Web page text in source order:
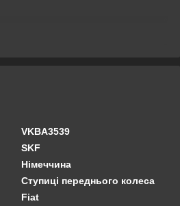
VKBA3539
SKF
Німеччина
Ступиці переднього колеса
Fiat